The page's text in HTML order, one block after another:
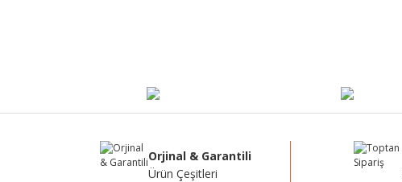
Ürün bilgilerinde hatalar bulunuyor.
Bu ürüne benzer farklı alternatifler olmalı.
Orjinal & Garantili
Ürün Çeşitleri